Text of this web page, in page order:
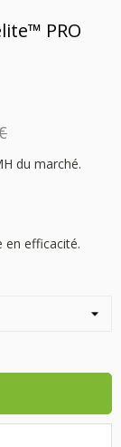
PRO
du marché.
en efficacité.